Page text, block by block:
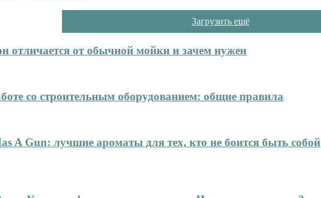
Загрузить ещё
отличается от обычной мойки и зачем нужен
со строительным оборудованием: общие правила
A Gun: лучшие ароматы для тех, кто не боится быть собой